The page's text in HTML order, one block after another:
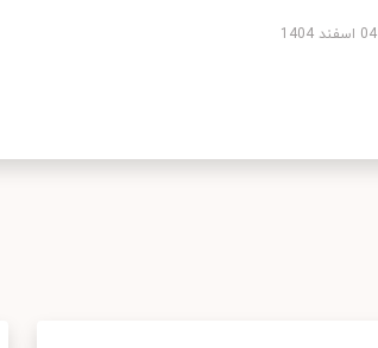
04 اسفند 1404